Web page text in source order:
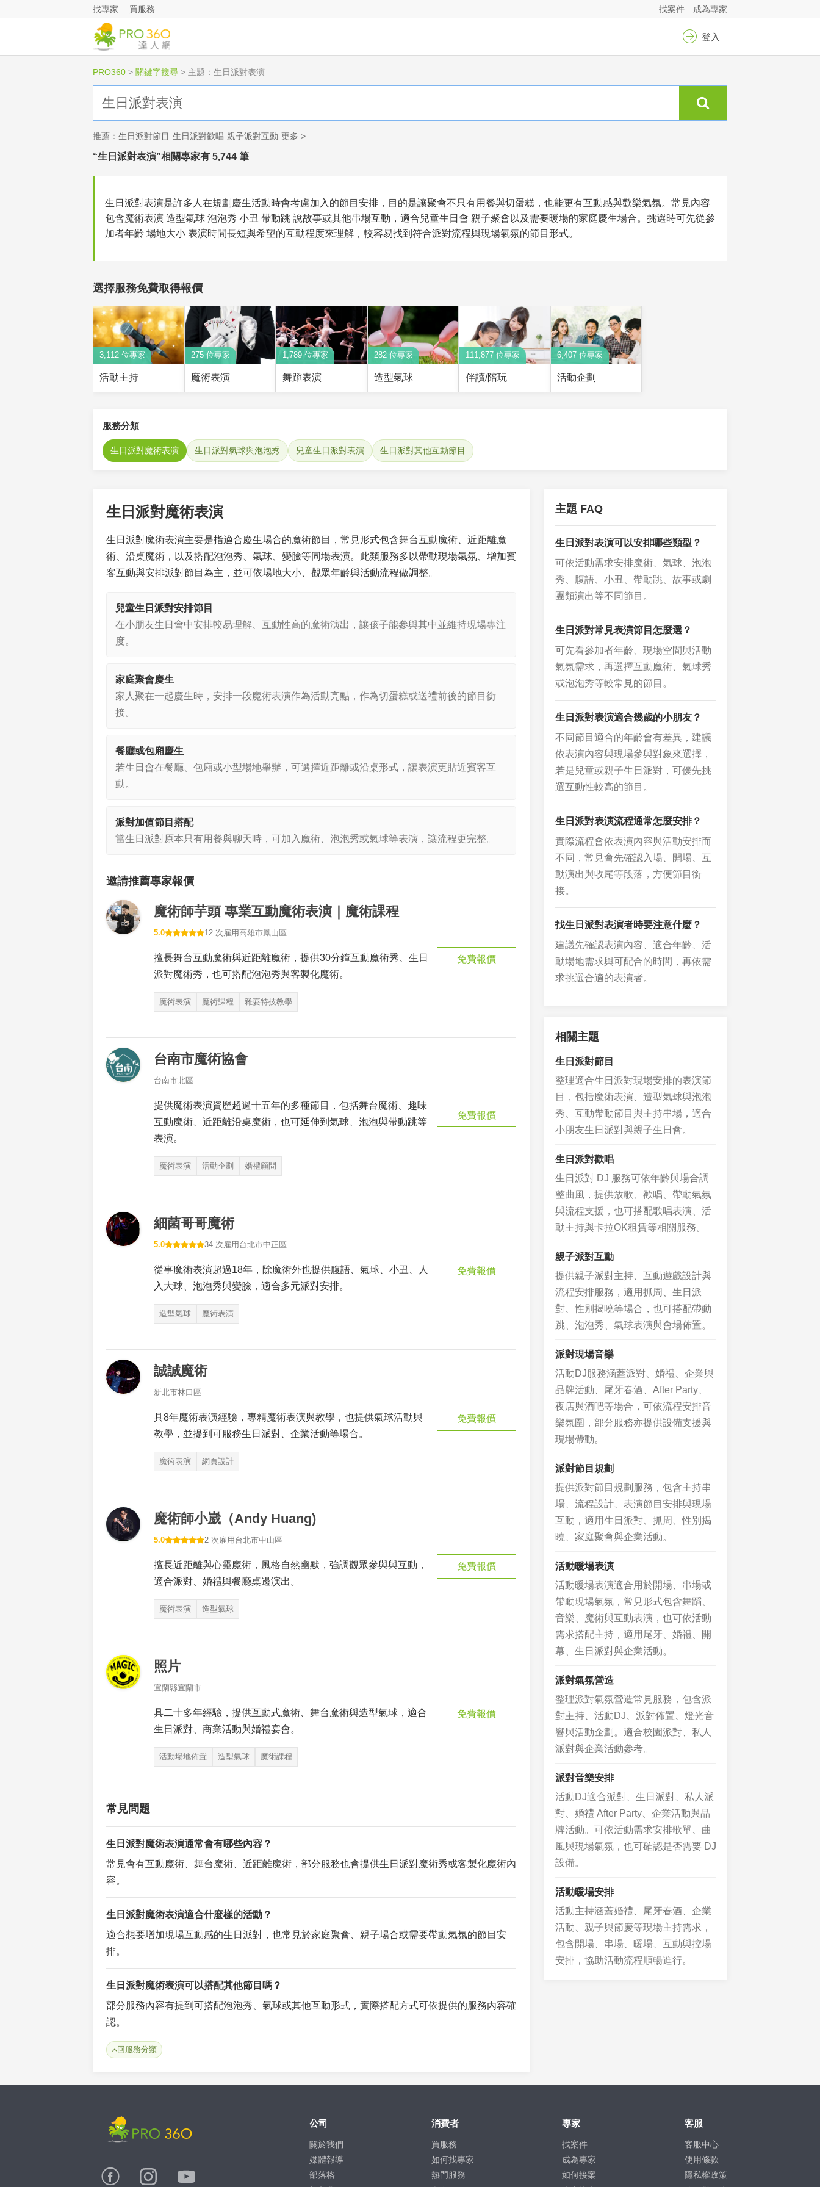
找專家 買服務 成為專家
找案件
登入
PRO360 > 關鍵字搜尋 > 主題：生日派對表演
推薦： 生日派對節目 生日派對歡唱 親子派對互動 更多 >
“生日派對表演”相關專家有 5,744 筆
生日派對表演是許多人在規劃慶生活動時會考慮加入的節目安排，目的是讓聚會不只有用餐與切蛋糕，也能更有互動感與歡樂氣氛。常見內容
包含魔術表演 造型氣球 泡泡秀 小丑 帶動跳 說故事或其他串場互動，適合兒童生日會 親子聚會以及需要暖場的家庭慶生場合。挑選時可先從參
加者年齡 場地大小 表演時間長短與希望的互動程度來理解，較容易找到符合派對流程與現場氣氛的節目形式。
選擇服務免費取得報價
3,112 位專家
活動主持
275 位專家
魔術表演
1,789 位專家
舞蹈表演
282 位專家
造型氣球
111,877 位專家
伴讀/陪玩
6,407 位專家
活動企劃
服務分類
生日派對魔術表演 生日派對氣球與泡泡秀 兒童生日派對表演 生日派對其他互動節目
生日派對魔術表演
生日派對魔術表演主要是指適合慶生場合的魔術節目，常見形式包含舞台互動魔術、近距離魔
術、沿桌魔術，以及搭配泡泡秀、氣球、變臉等同場表演。此類服務多以帶動現場氣氛、增加賓
客互動與安排派對節目為主，並可依場地大小、觀眾年齡與活動流程做調整。
兒童生日派對安排節目
在小朋友生日會中安排較易理解、互動性高的魔術演出，讓孩子能參與其中並維持現場專注
度。
家庭聚會慶生
家人聚在一起慶生時，安排一段魔術表演作為活動亮點，作為切蛋糕或送禮前後的節目銜
接。
餐廳或包廂慶生
若生日會在餐廳、包廂或小型場地舉辦，可選擇近距離或沿桌形式，讓表演更貼近賓客互
動。
派對加值節目搭配
當生日派對原本只有用餐與聊天時，可加入魔術、泡泡秀或氣球等表演，讓流程更完整。
邀請推薦專家報價
魔術師芋頭 專業互動魔術表演｜魔術課程
5.0 12 次雇用高雄市鳳山區
擅長舞台互動魔術與近距離魔術，提供30分鐘互動魔術秀、生日
派對魔術秀，也可搭配泡泡秀與客製化魔術。
魔術表演 魔術課程 雜耍特技教學
免費報價
台南市魔術協會
台南市北區
提供魔術表演資歷超過十五年的多種節目，包括舞台魔術、趣味
互動魔術、近距離沿桌魔術，也可延伸到氣球、泡泡與帶動跳等
表演。
魔術表演 活動企劃 婚禮顧問
免費報價
細菌哥哥魔術
5.0 34 次雇用 台北市中正區
從事魔術表演超過18年，除魔術外也提供腹語、氣球、小丑、人
入大球、泡泡秀與變臉，適合多元派對安排。
造型氣球 魔術表演
免費報價
誠誠魔術
新北市林口區
具8年魔術表演經驗，專精魔術表演與教學，也提供氣球活動與
教學，並提到可服務生日派對、企業活動等場合。
魔術表演 網頁設計
免費報價
魔術師小崴（Andy Huang)
5.0 2 次雇用 台北市中山區
擅長近距離與心靈魔術，風格自然幽默，強調觀眾參與與互動，
適合派對、婚禮與餐廳桌邊演出。
魔術表演 造型氣球
免費報價
照片
宜蘭縣宜蘭市
具二十多年經驗，提供互動式魔術、舞台魔術與造型氣球，適合
生日派對、商業活動與婚禮宴會。
活動場地佈置 造型氣球 魔術課程
免費報價
常見問題
生日派對魔術表演通常會有哪些內容？
常見會有互動魔術、舞台魔術、近距離魔術，部分服務也會提供生日派對魔術秀或客製化魔術內
容。
生日派對魔術表演適合什麼樣的活動？
適合想要增加現場互動感的生日派對，也常見於家庭聚會、親子場合或需要帶動氣氛的節目安
排。
生日派對魔術表演可以搭配其他節目嗎？
部分服務內容有提到可搭配泡泡秀、氣球或其他互動形式，實際搭配方式可依提供的服務內容確
認。
回服務分類
主題 FAQ
生日派對表演可以安排哪些類型？
可依活動需求安排魔術、氣球、泡泡
秀、腹語、小丑、帶動跳、故事或劇
團類演出等不同節目。
生日派對常見表演節目怎麼選？
可先看參加者年齡、現場空間與活動
氣氛需求，再選擇互動魔術、氣球秀
或泡泡秀等較常見的節目。
生日派對表演適合幾歲的小朋友？
不同節目適合的年齡會有差異，建議
依表演內容與現場參與對象來選擇，
若是兒童或親子生日派對，可優先挑
選互動性較高的節目。
生日派對表演流程通常怎麼安排？
實際流程會依表演內容與活動安排而
不同，常見會先確認入場、開場、互
動演出與收尾等段落，方便節目銜
接。
找生日派對表演者時要注意什麼？
建議先確認表演內容、適合年齡、活
動場地需求與可配合的時間，再依需
求挑選合適的表演者。
相關主題
生日派對節目
整理適合生日派對現場安排的表演節
目，包括魔術表演、造型氣球與泡泡
秀、互動帶動節目與主持串場，適合
小朋友生日派對與親子生日會。
生日派對歡唱
生日派對 DJ 服務可依年齡與場合調
整曲風，提供放歌、歡唱、帶動氣氛
與流程支援，也可搭配歌唱表演、活
動主持與卡拉OK租賃等相關服務。
親子派對互動
提供親子派對主持、互動遊戲設計與
流程安排服務，適用抓周、生日派
對、性別揭曉等場合，也可搭配帶動
跳、泡泡秀、氣球表演與會場佈置。
派對現場音樂
活動DJ服務涵蓋派對、婚禮、企業與
品牌活動、尾牙春酒、After Party、
夜店與酒吧等場合，可依流程安排音
樂氛圍，部分服務亦提供設備支援與
現場帶動。
派對節目規劃
提供派對節目規劃服務，包含主持串
場、流程設計、表演節目安排與現場
互動，適用生日派對、抓周、性別揭
曉、家庭聚會與企業活動。
活動暖場表演
活動暖場表演適合用於開場、串場或
帶動現場氣氛，常見形式包含舞蹈、
音樂、魔術與互動表演，也可依活動
需求搭配主持，適用尾牙、婚禮、開
幕、生日派對與企業活動。
派對氣氛營造
整理派對氣氛營造常見服務，包含派
對主持、活動DJ、派對佈置、燈光音
響與活動企劃。適合校園派對、私人
派對與企業活動參考。
派對音樂安排
活動DJ適合派對、生日派對、私人派
對、婚禮 After Party、企業活動與品
牌活動。可依活動需求安排歌單、曲
風與現場氣氛，也可確認是否需要 DJ
設備。
活動暖場安排
活動主持涵蓋婚禮、尾牙春酒、企業
活動、親子與節慶等現場主持需求，
包含開場、串場、暖場、互動與控場
安排，協助活動流程順暢進行。
公司
關於我們
媒體報導
部落格
消費者
買服務
如何找專家
熱門服務
專家
找案件
成為專家
如何接案
客服
客服中心
使用條款
隱私權政策